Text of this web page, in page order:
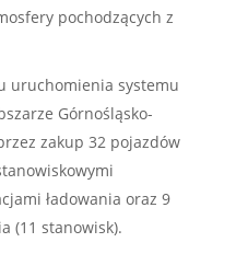
pochodzących z
uruchomienia systemu
Górnośląsko-
zakup 32 pojazdów
ładowania oraz 9
(11 stanowisk).